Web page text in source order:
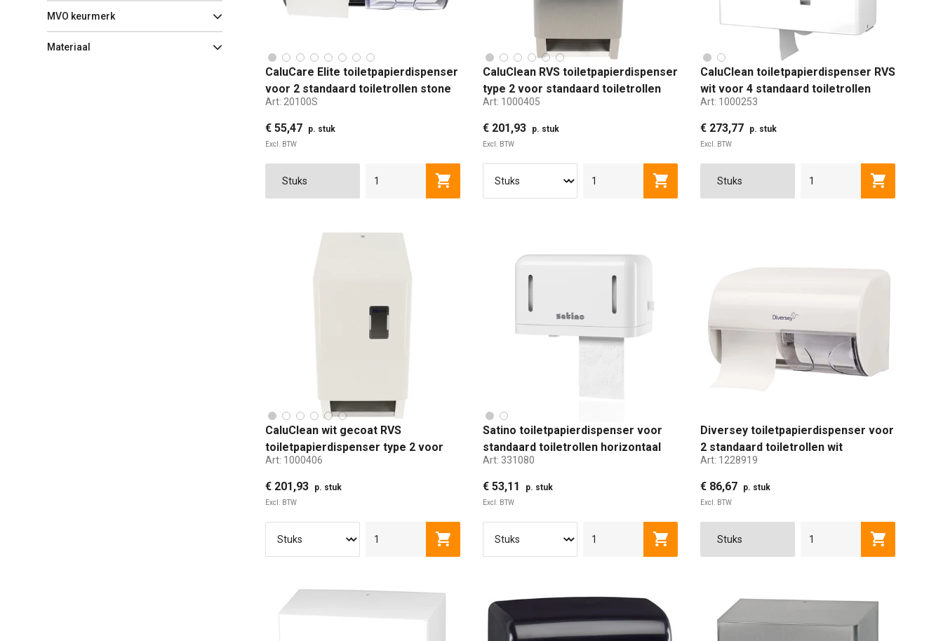
MVO keurmerk
Materiaal
CaluCare Elite toiletpapierdispenser
voor 2 standaard toiletrollen stone
Art: 20100S
€ 55,47 p. stuk
Excl. BTW
Toevoegen aan winkelwagen
CaluClean RVS toiletpapierdispenser
type 2 voor standaard toiletrollen
Art: 1000405
€ 201,93 p. stuk
Excl. BTW
Toevoegen aan winkelwagen
CaluClean toiletpapierdispenser RVS
wit voor 4 standaard toiletrollen
Art: 1000253
€ 273,77 p. stuk
Excl. BTW
Toevoegen
CaluClean wit gecoat RVS
toiletpapierdispenser type 2 voor
standaard toiletrollen
Art: 1000406
€ 201,93 p. stuk
Excl. BTW
Toevoegen aan winkelwagen
Satino toiletpapierdispenser voor
standaard toiletrollen horizontaal
wit
Art: 331080
€ 53,11 p. stuk
Excl. BTW
Toevoegen aan winkelwagen
Diversey toiletpapierdispenser voor
2 standaard toiletrollen wit
Art: 1228919
€ 86,67 p. stuk
Excl. BTW
Toevoegen